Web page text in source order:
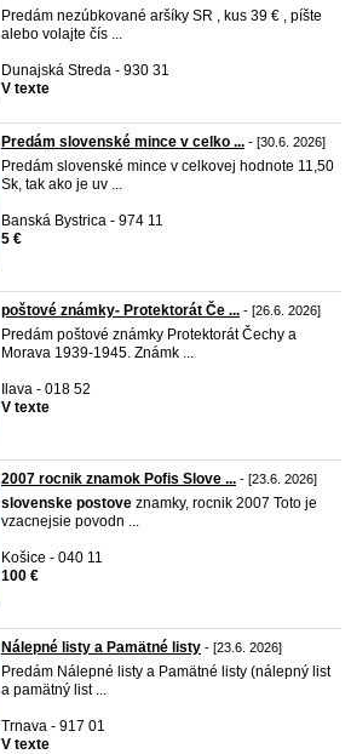
Predám nezúbkované aršíky SR , kus 39 € , píšte
alebo volajte čís ...
Dunajská Streda - 930 31
V texte
Predám slovenské mince v celko ... - [30.6. 2026]
Predám slovenské mince v celkovej hodnote 11,50
Sk, tak ako je uv ...
Banská Bystrica - 974 11
5 €
poštové známky- Protektorát Če ... - [26.6. 2026]
Predám poštové známky Protektorát Čechy a
Morava 1939-1945. Známk ...
Ilava - 018 52
V texte
2007 rocnik znamok Pofis Slove ... - [23.6. 2026]
slovenske postove znamky, rocnik 2007 Toto je
vzacnejsie povodn ...
Košice - 040 11
100 €
Nálepné listy a Pamätné listy - [23.6. 2026]
Predám Nálepné listy a Pamätné listy (nálepný list
a pamätný list ...
Trnava - 917 01
V texte